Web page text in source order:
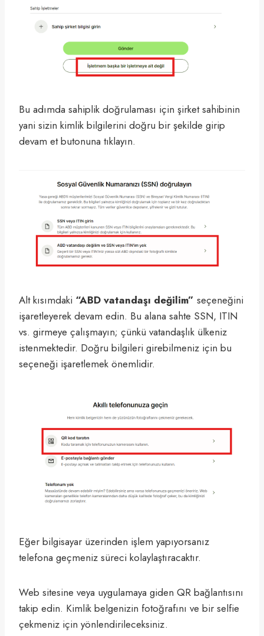
Bu adımda sahiplik doğrulaması için şirket sahibinin
yani sizin kimlik bilgilerini doğru bir şekilde girip
devam et butonuna tıklayın.
Alt kısımdaki “ABD vatandaşı değilim” seçeneğini
işaretleyerek devam edin. Bu alana sahte SSN, ITIN
vs. girmeye çalışmayın; çünkü vatandaşlık ülkeniz
istenmektedir. Doğru bilgileri girebilmeniz için bu
seçeneği işaretlemek önemlidir.
Eğer bilgisayar üzerinden işlem yapıyorsanız
telefona geçmeniz süreci kolaylaştıracaktır.
Web sitesine veya uygulamaya giden QR bağlantısını
takip edin. Kimlik belgenizin fotoğrafını ve bir selfie
çekmeniz için yönlendirileceksiniz.